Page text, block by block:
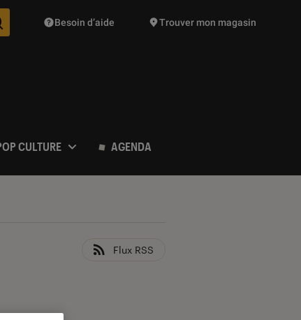
Des suggestions de produits vont vous être proposées
Besoin d’aide Trouver mon magasin
CULTURE AGENDA
Flux RSS